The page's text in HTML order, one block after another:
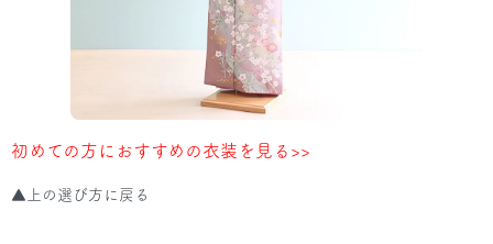
初めての方におすすめの衣装を見る>>
▲上の選び方に戻る